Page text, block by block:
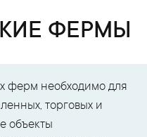
ФЕРМЫ
ферм необходимо для
торговых и
объекты